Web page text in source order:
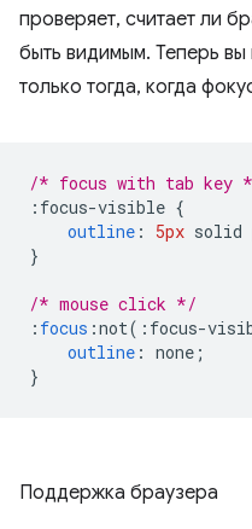
проверяет, считает ли
быть видимым. Теперь вы
только тогда, когда
/* focus with tab key
: focus-visible {
outline : 5px solid
}
/* mouse click */
: focus :not(: focus-
outline : none ;
}
Поддержка браузера